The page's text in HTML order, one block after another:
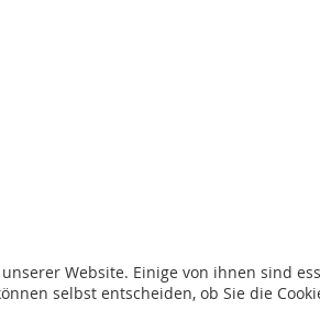
Website. Einige von ihnen sind
selbst entscheiden, ob Sie die